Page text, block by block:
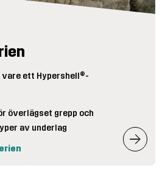
ett Hypershell®-
överlägset grepp och
av underlag